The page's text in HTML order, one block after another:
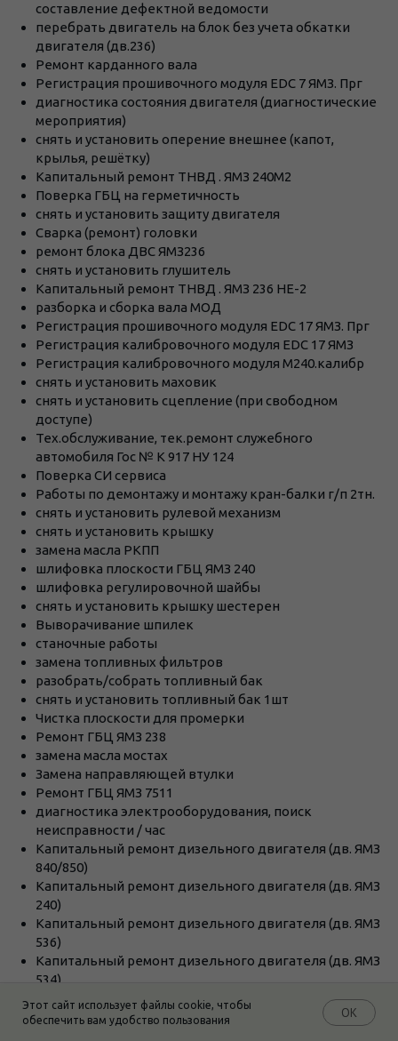
О нас тех инфо Почему мы? Контакты
составление дефектной ведомости
перебрать двигатель на блок без учета обкатки
двигателя (дв.236)
Ремонт карданного вала
Регистрация прошивочного модуля EDC 7 ЯМЗ. Прг
диагностика состояния двигателя (диагностические
мероприятия)
снять и установить оперение внешнее (капот,
крылья, решётку)
Капитальный ремонт ТНВД . ЯМЗ 240М2
Поверка ГБЦ на герметичность
снять и установить защиту двигателя
Сварка (ремонт) головки
ремонт блока ДВС ЯМЗ236
снять и установить глушитель
Капитальный ремонт ТНВД . ЯМЗ 236 НЕ-2
разборка и сборка вала МОД
Регистрация прошивочного модуля EDC 17 ЯМЗ. Прг
Регистрация калибровочного модуля EDC 17 ЯМЗ
Регистрация калибровочного модуля М240.калибр
снять и установить маховик
снять и установить сцепление (при свободном
доступе)
Тех.обслуживание, тек.ремонт служебного
автомобиля Гос № К 917 НУ 124
Поверка СИ сервиса
Работы по демонтажу и монтажу кран-балки г/п 2тн.
снять и установить рулевой механизм
снять и установить крышку
замена масла РКПП
шлифовка плоскости ГБЦ ЯМЗ 240
шлифовка регулировочной шайбы
снять и установить крышку шестерен
Выворачивание шпилек
станочные работы
замена топливных фильтров
разобрать/собрать топливный бак
снять и установить топливный бак 1шт
Чистка плоскости для промерки
Ремонт ГБЦ ЯМЗ 238
замена масла мостах
Замена направляющей втулки
Ремонт ГБЦ ЯМЗ 7511
диагностика электрооборудования, поиск
неисправности / час
Капитальный ремонт дизельного двигателя (дв. ЯМЗ
840/850)
Капитальный ремонт дизельного двигателя (дв. ЯМЗ
240)
Капитальный ремонт дизельного двигателя (дв. ЯМЗ
536)
Капитальный ремонт дизельного двигателя (дв. ЯМЗ
534)
Капитальный ремонт дизельного двигателя (дв. ЯМЗ
650/651/653 Евро 3 - 5)
Этот сайт использует файлы cookie, чтобы
обеспечить вам удобство пользования
OK